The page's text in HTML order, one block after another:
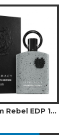
Afnan 9 Pm Rebel EDP 100 ml Unisex Parfüm